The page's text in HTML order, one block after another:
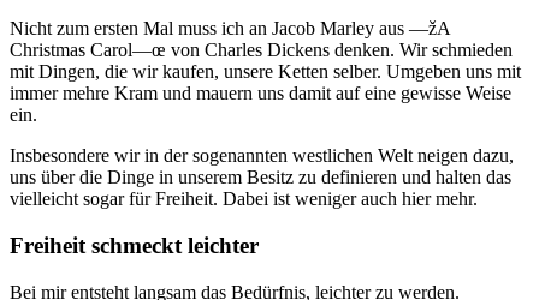
Nicht zum ersten Mal muss ich an Jacob Marley aus —žA
Christmas Carol—œ von Charles Dickens denken. Wir schmieden
mit Dingen, die wir kaufen, unsere Ketten selber. Umgeben uns mit
immer mehre Kram und mauern uns damit auf eine gewisse Weise
ein.
Insbesondere wir in der sogenannten westlichen Welt neigen dazu,
uns über die Dinge in unserem Besitz zu definieren und halten das
vielleicht sogar für Freiheit. Dabei ist weniger auch hier mehr.
Freiheit schmeckt leichter
Bei mir entsteht langsam das Bedürfnis, leichter zu werden.